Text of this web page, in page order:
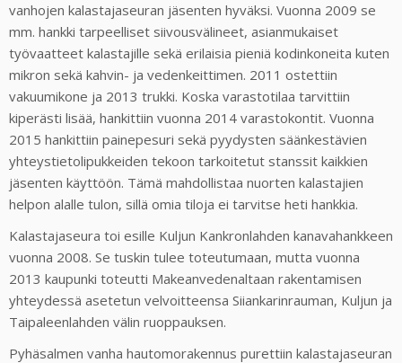
vanhojen kalastajaseuran jäsenten hyväksi. Vuonna 2009 se
mm. hankki tarpeelliset siivousvälineet, asianmukaiset
työvaatteet kalastajille sekä erilaisia pieniä kodinkoneita kuten
mikron sekä kahvin- ja vedenkeittimen. 2011 ostettiin
vakuumikone ja 2013 trukki. Koska varastotilaa tarvittiin
kiperästi lisää, hankittiin vuonna 2014 varastokontit. Vuonna
2015 hankittiin painepesuri sekä pyydysten säänkestävien
yhteystietolipukkeiden tekoon tarkoitetut stanssit kaikkien
jäsenten käyttöön. Tämä mahdollistaa nuorten kalastajien
helpon alalle tulon, sillä omia tiloja ei tarvitse heti hankkia.
Kalastajaseura toi esille Kuljun Kankronlahden kanavahankkeen
vuonna 2008. Se tuskin tulee toteutumaan, mutta vuonna
2013 kaupunki toteutti Makeanvedenaltaan rakentamisen
yhteydessä asetetun velvoitteensa Siiankarinrauman, Kuljun ja
Taipaleenlahden välin ruoppauksen.
Pyhäsalmen vanha hautomorakennus purettiin kalastajaseuran